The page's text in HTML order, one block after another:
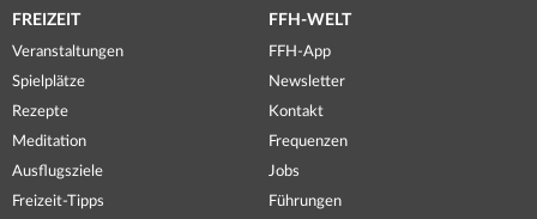
FREIZEIT
Veranstaltungen
Spielplätze
Rezepte
Meditation
Ausflugsziele
Freizeit-Tipps
FFH-WELT
FFH-App
Newsletter
Kontakt
Frequenzen
Jobs
Führungen